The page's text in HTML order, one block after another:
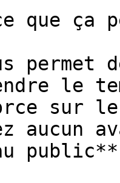
que ça
permet
le
sur
aucun